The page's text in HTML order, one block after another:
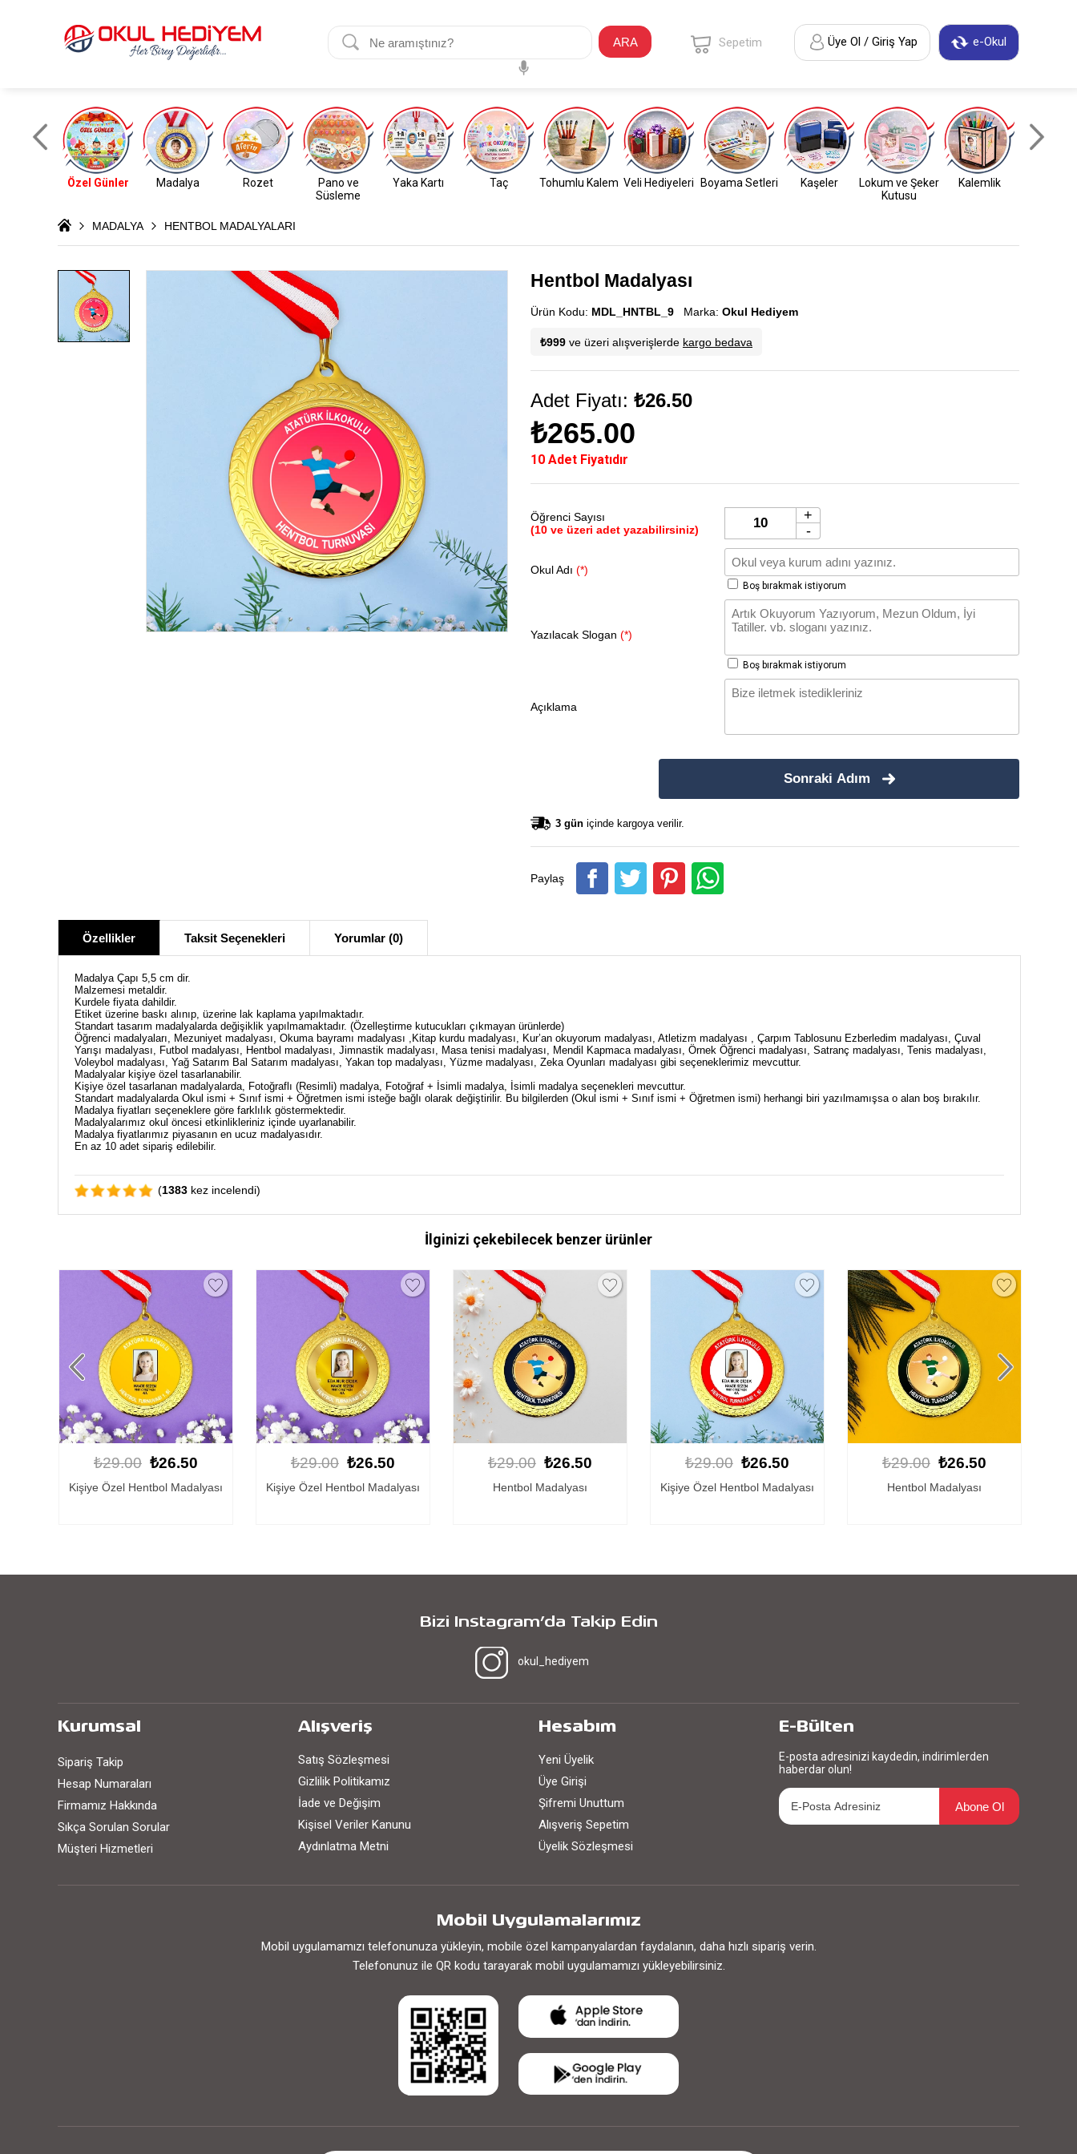
ARA e-Okul
Üye Ol / Giriş Yap
Sepetim
Özel Günler Madalya Rozet
Pano ve
Süsleme
Yaka Kartı Taç Tohumlu Kalem Veli Hediyeleri Boyama Setleri Kaşeler
Lokum ve Şeker
Kutusu
Kalemlik
MADALYA HENTBOL MADALYALARI
Hentbol Madalyası
Ürün Kodu: MDL_HNTBL_9 Marka: Okul Hediyem
₺999 ve üzeri alışverişlerde kargo bedava
Adet Fiyatı: ₺26.50
₺265.00
10 Adet Fiyatıdır
Öğrenci Sayısı
(10 ve üzeri adet yazabilirsiniz)
+
-
Okul Adı (*)
Boş bırakmak istiyorum
Yazılacak Slogan (*)
Boş bırakmak istiyorum
Açıklama
Sonraki Adım
3 gün içinde kargoya verilir.
Paylaş
Özellikler Taksit Seçenekleri Yorumlar (0)
Madalya Çapı 5,5 cm dir.
Malzemesi metaldir.
Kurdele fiyata dahildir.
Etiket üzerine baskı alınıp, üzerine lak kaplama yapılmaktadır.
Standart tasarım madalyalarda değişiklik yapılmamaktadır. (Özelleştirme kutucukları çıkmayan ürünlerde)
Öğrenci madalyaları, Mezuniyet madalyası, Okuma bayramı madalyası ,Kitap kurdu madalyası, Kur’an okuyorum madalyası, Atletizm madalyası , Çarpım Tablosunu Ezberledim madalyası, Çuval
Yarışı madalyası, Futbol madalyası, Hentbol madalyası, Jimnastik madalyası, Masa tenisi madalyası, Mendil Kapmaca madalyası, Örnek Öğrenci madalyası, Satranç madalyası, Tenis madalyası,
Voleybol madalyası, Yağ Satarım Bal Satarım madalyası, Yakan top madalyası, Yüzme madalyası, Zeka Oyunları madalyası gibi seçeneklerimiz mevcuttur.
Madalyalar kişiye özel tasarlanabilir.
Kişiye özel tasarlanan madalyalarda, Fotoğraflı (Resimli) madalya, Fotoğraf + İsimli madalya, İsimli madalya seçenekleri mevcuttur.
Standart madalyalarda Okul ismi + Sınıf ismi + Öğretmen ismi isteğe bağlı olarak değiştirilir. Bu bilgilerden (Okul ismi + Sınıf ismi + Öğretmen ismi) herhangi biri yazılmamışsa o alan boş bırakılır.
Madalya fiyatları seçeneklere göre farklılık göstermektedir.
Madalyalarımız okul öncesi etkinlikleriniz içinde uyarlanabilir.
Madalya fiyatlarımız piyasanın en ucuz madalyasıdır.
En az 10 adet sipariş edilebilir.
(1383 kez incelendi)
İlginizi çekebilecek benzer ürünler
₺29.00 ₺26.50
Kişiye Özel Hentbol Madalyası
₺29.00 ₺26.50
Hentbol Madalyası
₺29.00 ₺26.50
Kişiye Özel Hentbol Madalyası
₺29.00 ₺26.50
Hentbol Madalyası
₺29.00 ₺26.50
Hentbol Madalyası
Bizi Instagram’da Takip Edin
okul_hediyem
Kurumsal
Sipariş Takip
Hesap Numaraları
Firmamız Hakkında
Sıkça Sorulan Sorular
Müşteri Hizmetleri
Alışveriş
Satış Sözleşmesi
Gizlilik Politikamız
İade ve Değişim
Kişisel Veriler Kanunu
Aydınlatma Metni
Hesabım
Yeni Üyelik
Üye Girişi
Şifremi Unuttum
Alışveriş Sepetim
Üyelik Sözleşmesi
E-Bülten
E-posta adresinizi kaydedin, indirimlerden
haberdar olun!
Abone Ol
Mobil Uygulamalarımız
Mobil uygulamamızı telefonunuza yükleyin, mobile özel kampanyalardan faydalanın, daha hızlı sipariş verin.
Telefonunuz ile QR kodu tarayarak mobil uygulamamızı yükleyebilirsiniz.